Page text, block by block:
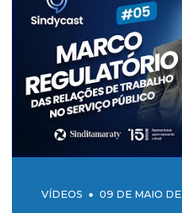
VÍDEOS 09 DE MAIO